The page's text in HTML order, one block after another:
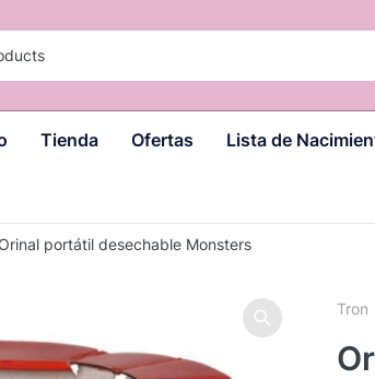
Tienda Ofertas Lista de
portátil desechable Monsters
Tron